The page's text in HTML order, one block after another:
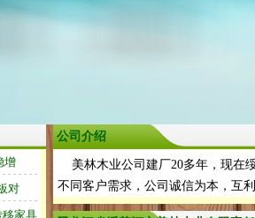
公司介绍
美林木业公司建厂20多年，现在
不同客户需求，公司诚信为本，互